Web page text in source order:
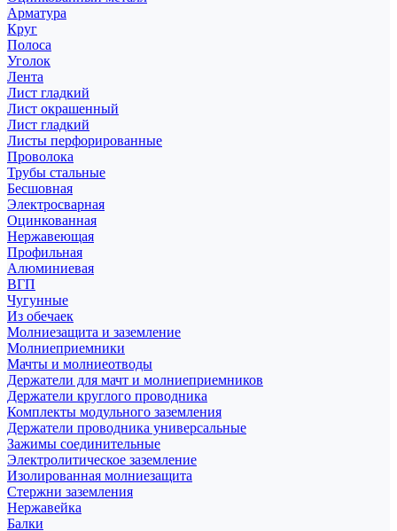
Арматура
Круг
Полоса
Уголок
Лента
Лист гладкий
Лист окрашенный
Лист гладкий
Листы перфорированные
Проволока
Трубы стальные
Бесшовная
Электросварная
Оцинкованная
Нержавеющая
Профильная
Алюминиевая
ВГП
Чугунные
Из обечаек
Молниезащита и заземление
Молниеприемники
Мачты и молниеотводы
Держатели для мачт и молниеприемников
Держатели круглого проводника
Комплекты модульного заземления
Держатели проводника универсальные
Зажимы соединительные
Электролитическое заземление
Изолированная молниезащита
Стержни заземления
Нержавейка
Балки